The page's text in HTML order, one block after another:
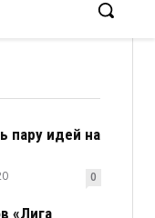
пару идей на
0
«Лига